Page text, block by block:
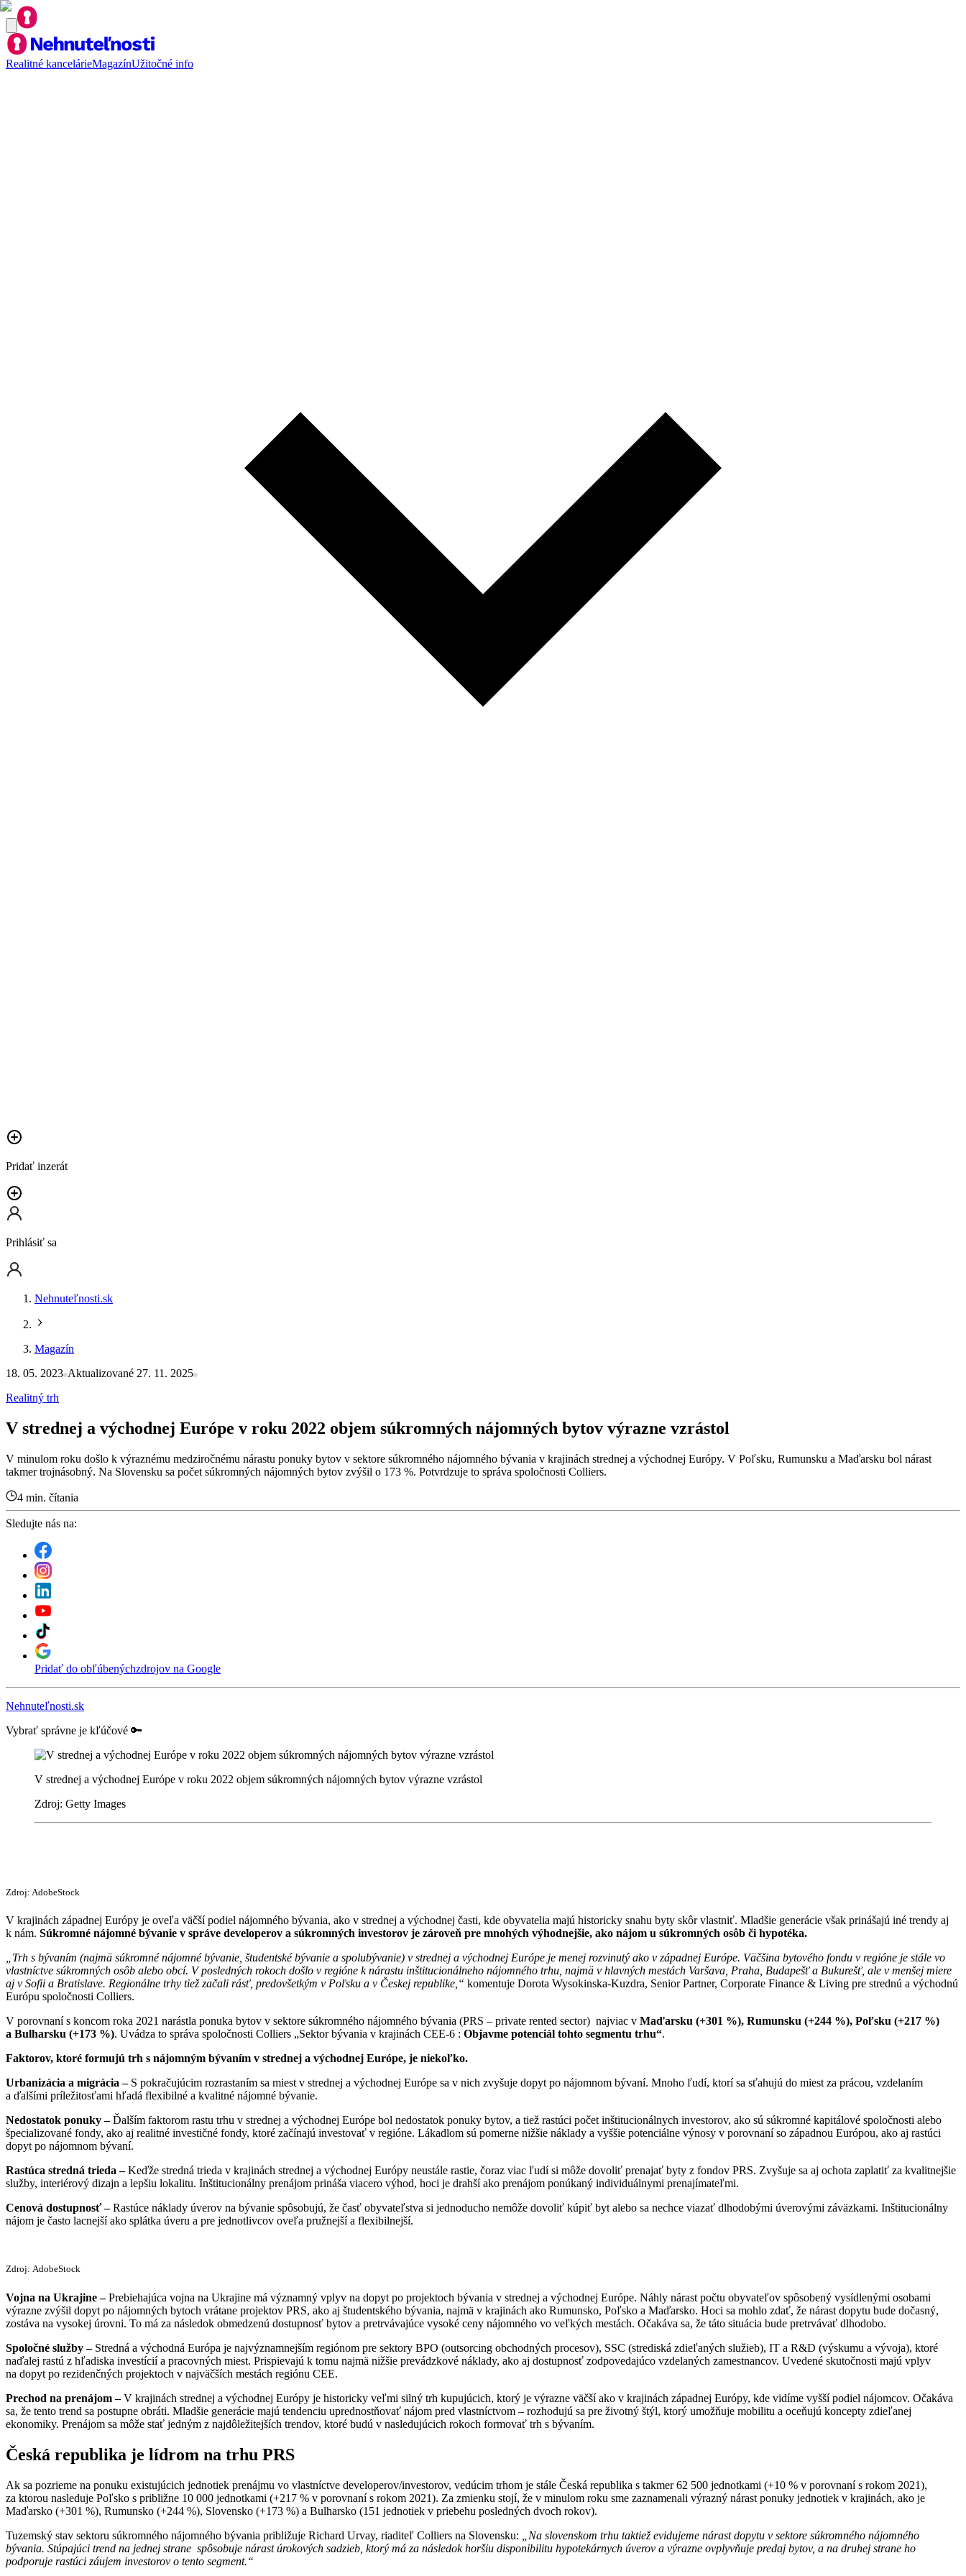
Realitné kancelárieMagazínUžitočné info
Pridať inzerát
Prihlásiť sa
Nehnuteľnosti.sk
Magazín
18. 05. 2023 Aktualizované 27. 11. 2025
Realitný trh
V strednej a východnej Európe v roku 2022 objem súkromných nájomných bytov výrazne vzrástol
V minulom roku došlo k výraznému medziročnému nárastu ponuky bytov v sektore súkromného nájomného bývania v krajinách strednej a východnej Európy. V Poľsku, Rumunsku a Maďarsku bol nárast
takmer trojnásobný. Na Slovensku sa počet súkromných nájomných bytov zvýšil o 173 %. Potvrdzuje to správa spoločnosti Colliers.
4 min. čítania
Sledujte nás na:
Pridať do obľúbenýchzdrojov na Google
Nehnuteľnosti.sk
Vybrať správne je kľúčové 🔑
V strednej a východnej Európe v roku 2022 objem súkromných nájomných bytov výrazne vzrástol
Zdroj: Getty Images
Zdroj: AdobeStock
V krajinách západnej Európy je oveľa väčší podiel nájomného bývania, ako v strednej a východnej časti, kde obyvatelia majú historicky snahu byty skôr vlastniť. Mladšie generácie však prinášajú iné trendy aj
k nám. Súkromné nájomné bývanie v správe developerov a súkromných investorov je zároveň pre mnohých výhodnejšie, ako nájom u súkromných osôb či hypotéka.
„Trh s bývaním (najmä súkromné nájomné bývanie, študentské bývanie a spolubývanie) v strednej a východnej Európe je menej rozvinutý ako v západnej Európe. Väčšina bytového fondu v regióne je stále vo
vlastníctve súkromných osôb alebo obcí. V posledných rokoch došlo v regióne k nárastu inštitucionálneho nájomného trhu, najmä v hlavných mestách Varšava, Praha, Budapešť a Bukurešť, ale v menšej miere
aj v Sofii a Bratislave. Regionálne trhy tiež začali rásť, predovšetkým v Poľsku a v Českej republike,“ komentuje Dorota Wysokinska-Kuzdra, Senior Partner, Corporate Finance & Living pre strednú a východnú
Európu spoločnosti Colliers.
V porovnaní s koncom roka 2021 narástla ponuka bytov v sektore súkromného nájomného bývania (PRS – private rented sector) najviac v Maďarsku (+301 %), Rumunsku (+244 %), Poľsku (+217 %)
a Bulharsku (+173 %). Uvádza to správa spoločnosti Colliers „Sektor bývania v krajinách CEE-6 : Objavme potenciál tohto segmentu trhu“.
Faktorov, ktoré formujú trh s nájomným bývaním v strednej a východnej Európe, je niekoľko.
Urbanizácia a migrácia – S pokračujúcim rozrastaním sa miest v strednej a východnej Európe sa v nich zvyšuje dopyt po nájomnom bývaní. Mnoho ľudí, ktorí sa sťahujú do miest za prácou, vzdelaním
a ďalšími príležitosťami hľadá flexibilné a kvalitné nájomné bývanie.
Nedostatok ponuky –Ďalším faktorom rastu trhu v strednej a východnej Európe bol nedostatok ponuky bytov, a tiež rastúci počet inštitucionálnych investorov, ako sú súkromné kapitálové spoločnosti alebo
špecializované fondy, ako aj realitné investičné fondy, ktoré začínajú investovať v regióne. Lákadlom sú pomerne nižšie náklady a vyššie potenciálne výnosy v porovnaní so západnou Európou, ako aj rastúci
dopyt po nájomnom bývaní.
Rastúca stredná trieda –Keďže stredná trieda v krajinách strednej a východnej Európy neustále rastie, čoraz viac ľudí si môže dovoliť prenajať byty z fondov PRS. Zvyšuje sa aj ochota zaplatiť za kvalitnejšie
služby, interiérový dizajn a lepšiu lokalitu. Inštitucionálny prenájom prináša viacero výhod, hoci je drahší ako prenájom ponúkaný individuálnymi prenajímateľmi.
Cenová dostupnosť –Rastúce náklady úverov na bývanie spôsobujú, že časť obyvateľstva si jednoducho nemôže dovoliť kúpiť byt alebo sa nechce viazať dlhodobými úverovými záväzkami. Inštitucionálny
nájom je často lacnejší ako splátka úveru a pre jednotlivcov oveľa pružnejší a flexibilnejší.
Zdroj: AdobeStock
Vojna na Ukrajine –Prebiehajúca vojna na Ukrajine má významný vplyv na dopyt po projektoch bývania v strednej a východnej Európe. Náhly nárast počtu obyvateľov spôsobený vysídlenými osobami
výrazne zvýšil dopyt po nájomných bytoch vrátane projektov PRS, ako aj študentského bývania, najmä v krajinách ako Rumunsko, Poľsko a Maďarsko. Hoci sa mohlo zdať, že nárast dopytu bude dočasný,
zostáva na vysokej úrovni. To má za následok obmedzenú dostupnosť bytov a pretrvávajúce vysoké ceny nájomného vo veľkých mestách. Očakáva sa, že táto situácia bude pretrvávať dlhodobo.
Spoločné služby – Stredná a východná Európa je najvýznamnejším regiónom pre sektory BPO (outsorcing obchodných procesov), SSC (strediská zdieľaných služieb), IT a R&D (výskumu a vývoja), ktoré
naďalej rastú z hľadiska investícií a pracovných miest. Prispievajú k tomu najmä nižšie prevádzkové náklady, ako aj dostupnosť zodpovedajúco vzdelaných zamestnancov. Uvedené skutočnosti majú vplyv
na dopyt po rezidenčných projektoch v najväčších mestách regiónu CEE.
Prechod na prenájom –V krajinách strednej a východnej Európy je historicky veľmi silný trh kupujúcich, ktorý je výrazne väčší ako v krajinách západnej Európy, kde vidíme vyšší podiel nájomcov. Očakáva
sa, že tento trend sa postupne obráti. Mladšie generácie majú tendenciu uprednostňovať nájom pred vlastníctvom – rozhodujú sa pre životný štýl, ktorý umožňuje mobilitu a oceňujú koncepty zdieľanej
ekonomiky. Prenájom sa môže stať jedným z najdôležitejších trendov, ktoré budú v nasledujúcich rokoch formovať trh s bývaním.
Česká republika je lídrom na trhu PRS
Ak sa pozrieme na ponuku existujúcich jednotiek prenájmu vo vlastníctve developerov/investorov, vedúcim trhom je stále Česká republika s takmer 62 500 jednotkami (+10 % v porovnaní s rokom 2021),
za ktorou nasleduje Poľsko s približne 10 000 jednotkami (+217 % v porovnaní s rokom 2021). Za zmienku stojí, že v minulom roku sme zaznamenali výrazný nárast ponuky jednotiek v krajinách, ako je
Maďarsko (+301 %), Rumunsko (+244 %), Slovensko (+173 %) a Bulharsko (151 jednotiek v priebehu posledných dvoch rokov).
Tuzemský stav sektoru súkromného nájomného bývania približuje Richard Urvay, riaditeľ Colliers na Slovensku:
„Na slovenskom trhu taktiež evidujeme nárast dopytu v sektore súkromného nájomného
bývania. Stúpajúci trend na jednej strane spôsobuje nárast úrokových sadzieb, ktorý má za následok horšiu disponibilitu hypotekárnych úverov a výrazne ovplyvňuje predaj bytov, a na druhej strane ho
podporuje rastúci záujem investorov o tento segment.“